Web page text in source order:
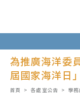
至
主
內
為推廣海洋委
屆國家海洋日
首頁 > 各處室公告 > 學務